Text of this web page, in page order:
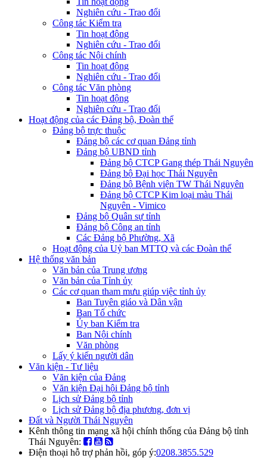
Nghiên cứu - Trao đổi
Công tác Kiểm tra
Tin hoạt động
Nghiên cứu - Trao đổi
Công tác Nội chính
Tin hoạt động
Nghiên cứu - Trao đổi
Công tác Văn phòng
Tin hoạt động
Nghiên cứu - Trao đổi
Hoạt động của các Đảng bộ, Đoàn thể
Đảng bộ trực thuộc
Đảng bộ các cơ quan Đảng tỉnh
Đảng bộ UBND tỉnh
Đảng bộ CTCP Gang thép Thái Nguyên
Đảng bộ Đại học Thái Nguyên
Đảng bộ Bệnh viện TW Thái Nguyên
Đảng bộ CTCP Kim loại màu Thái
Nguyên - Vimico
Đảng bộ Quân sự tỉnh
Đảng bộ Công an tỉnh
Các Đảng bộ Phường, Xã
Hoạt động của Uỷ ban MTTQ và các Đoàn thể
Hệ thống văn bản
Văn bản của Trung ương
Văn bản của Tỉnh ủy
Các cơ quan tham mưu giúp việc tỉnh ủy
Ban Tuyên giáo và Dân vận
Ban Tổ chức
Ủy ban Kiểm tra
Ban Nội chính
Văn phòng
Lấy ý kiến người dân
Văn kiện - Tư liệu
Văn kiện của Đảng
Văn kiện Đại hội Đảng bộ tỉnh
Lịch sử Đảng bộ tỉnh
Lịch sử Đảng bộ địa phương, đơn vị
Đất và Người Thái Nguyên
Kênh thông tin mạng xã hội chính thống của Đảng bộ tỉnh
Thái Nguyên:
Điện thoại hỗ trợ phản hồi, góp ý:0208.3855.529